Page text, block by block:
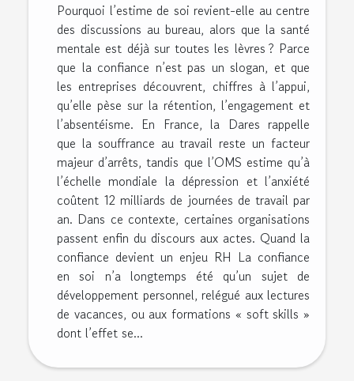
Pourquoi l’estime de soi revient-elle au centre
des discussions au bureau, alors que la santé
mentale est déjà sur toutes les lèvres ? Parce
que la confiance n’est pas un slogan, et que
les entreprises découvrent, chiffres à l’appui,
qu’elle pèse sur la rétention, l’engagement et
l’absentéisme. En France, la Dares rappelle
que la souffrance au travail reste un facteur
majeur d’arrêts, tandis que l’OMS estime qu’à
l’échelle mondiale la dépression et l’anxiété
coûtent 12 milliards de journées de travail par
an. Dans ce contexte, certaines organisations
passent enfin du discours aux actes. Quand la
confiance devient un enjeu RH La confiance
en soi n’a longtemps été qu’un sujet de
développement personnel, relégué aux lectures
de vacances, ou aux formations « soft skills »
dont l’effet se...